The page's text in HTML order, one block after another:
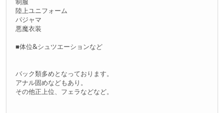
陸上ユニフォーム
パジャマ
悪魔衣装
■体位&シュツエーションなど
バック類多めとなっております。
アナル固めなどもあり。
その他正上位、フェラなどなど。